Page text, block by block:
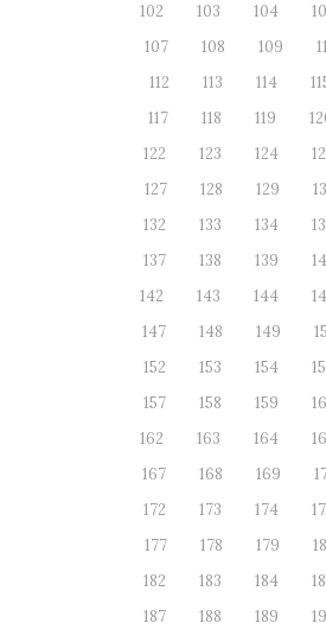
102
103 104
107
108 109
112
113 114
117
118 119
122
123 124
127
128 129
132
133 134
137
138 139
142
143 144
147
148 149
152
153 154
157
158 159
162
163 164
167
168 169
172
173 174
177
178 179
182
183 184
187
188 189